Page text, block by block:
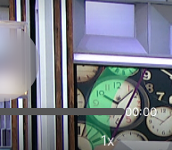
00:00
1x